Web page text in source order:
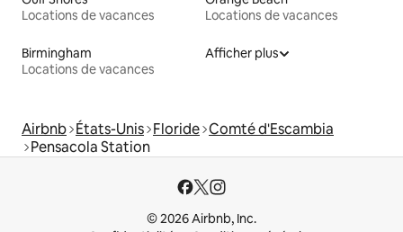
Locations de vacances
Locations de vacances
Birmingham
Locations de vacances
Afficher plus
Airbnb États-Unis Floride Comté d'Escambia
Pensacola Station
© 2026 Airbnb, Inc.